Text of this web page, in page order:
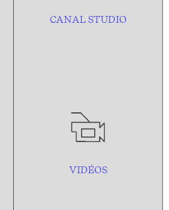
CANAL STUDIO
VIDÉOS